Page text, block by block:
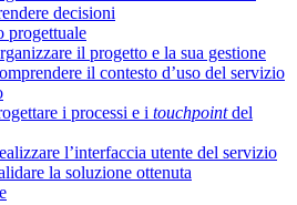
decisioni
progettuale
il progetto e la sua gestione
il contesto d’uso del servizio
i processi e i touchpointdel
l’interfaccia utente del servizio
la soluzione ottenuta